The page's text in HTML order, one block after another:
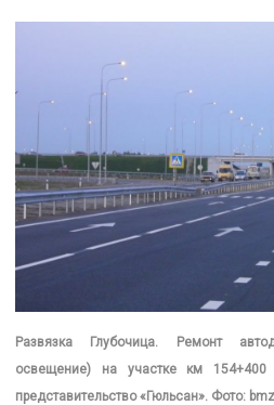
Развязка Глубочица. Ремонт
освещение) на участке км
представительство «Гюльсан». Фото: